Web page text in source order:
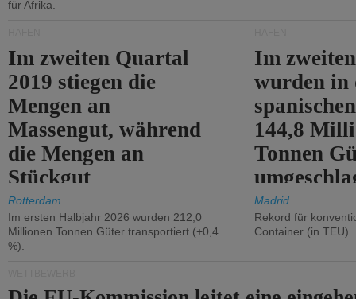
für Afrika.
Im zweiten Quartal
2019 stiegen die
Mengen an
Massengut, während
die Mengen an
Stückgut
zurückgingen.
Rotterdam
Im ersten Halbjahr 2026 wurden 212,0
Millionen Tonnen Güter transportiert (+0,4
%).
Im
wurden in
144,8
Tonnen
%).
Madrid
Rekord für
Container (in TEU)